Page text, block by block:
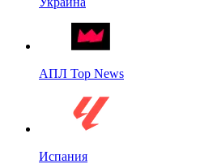
АПЛ Top News
Испания